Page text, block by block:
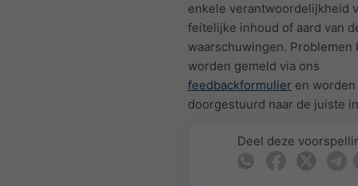
enkele verantwoordelijkheid
feitelijke inhoud of aard van
waarschuwingen. Problemen
worden gemeld via ons
feedbackformulier en worden
doorgestuurd naar de juiste
Deel deze